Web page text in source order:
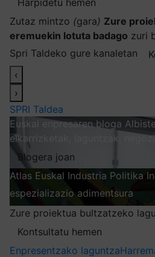
Zutaz mintzo (gara) Zure
eremuekin lotuta badago zuri
Spri Taldeko gure kanaletan
‹
›
SPRI Taldea
Euskal enpresaren bloga
elkarrizketak, laguntzak,
Blogera joan
Atlas Euskal Industria Politika
espezializazio adimentsura
Zure proiektua bultzatzeko
Kontsultatu hemen
Enpresentzako laguntza